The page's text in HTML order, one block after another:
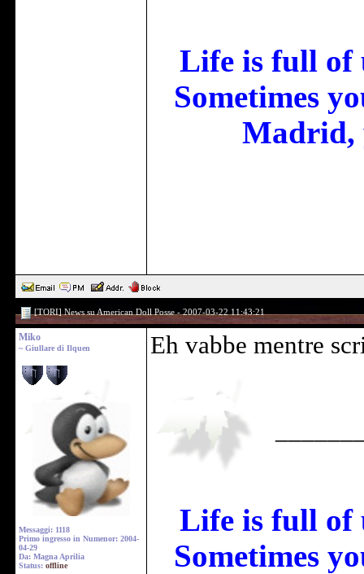
Life is full of
Sometimes
Madrid,
[TORI] News su American Doll Posse - 2007-03-22 11:43:21
Miko
~ Giullare di Ilquen
Messaggi: 1118
Primo ingresso in Numenor: 2004-
04-29
Da: Magna Aprilia
Status: offline
Eh vabbe mentre
Life is full of
Sometimes